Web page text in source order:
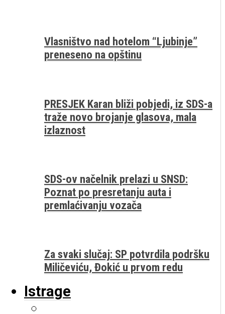
Vlasništvo nad hotelom “Ljubinje”
preneseno na opštinu
PRESJEK Karan bliži pobjedi, iz SDS-a
traže novo brojanje glasova, mala
izlaznost
SDS-ov načelnik prelazi u SNSD:
Poznat po presretanju auta i
premlaćivanju vozača
Za svaki slučaj: SP potvrdila podršku
Miličeviću, Đokić u prvom redu
Istrage